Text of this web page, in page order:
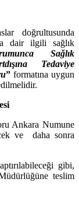
doğrultusunda
dair ilgili sağlık
Sağlık
Tedaviye
” formatına uygun
Ankara Numune
ve daha sonra
gibi,
teslim